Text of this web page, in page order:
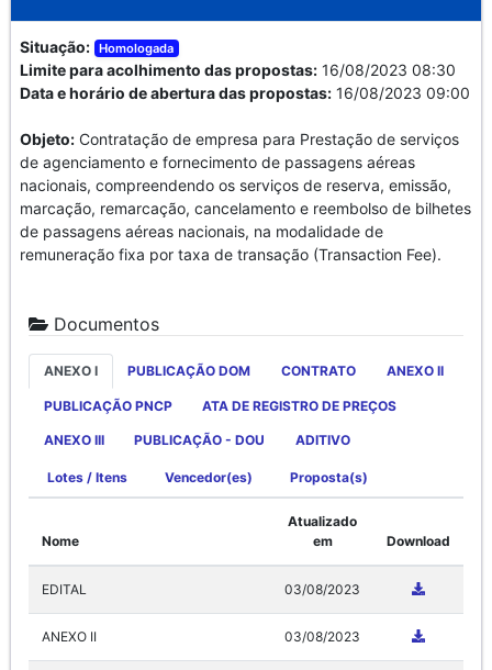
Situação: Homologada
Limite para acolhimento das propostas: 16/08/2023 08:30
Data e horário de abertura das propostas: 16/08/2023 09:00
Objeto: Contratação de empresa para Prestação de serviços
de agenciamento e fornecimento de passagens aéreas
nacionais, compreendendo os serviços de reserva, emissão,
marcação, remarcação, cancelamento e reembolso de bilhetes
de passagens aéreas nacionais, na modalidade de
remuneração fixa por taxa de transação (Transaction Fee).
Documentos
ANEXO I PUBLICAÇÃO DOM CONTRATO ANEXO II
PUBLICAÇÃO PNCP ATA DE REGISTRO DE PREÇOS
ANEXO III PUBLICAÇÃO - DOU ADITIVO
Lotes / Itens Vencedor(es) Proposta(s)
Nome
Atualizado
em
Download
EDITAL 03/08/2023
ANEXO II 03/08/2023